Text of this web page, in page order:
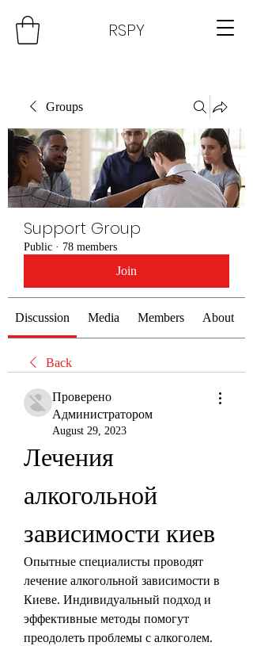
RSPY
Groups
Support Group
Public · 78 members
Join
Discussion Media Members About
Back
Проверено
Администратором
August 29, 2023
Лечения
алкогольной
зависимости киев
Опытные специалисты проводят
лечение алкогольной зависимости в
Киеве. Индивидуальный подход и
эффективные методы помогут
преодолеть проблемы с алкоголем.